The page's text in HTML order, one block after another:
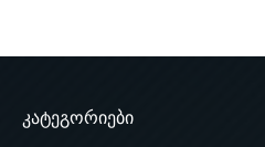
კატეგორიები